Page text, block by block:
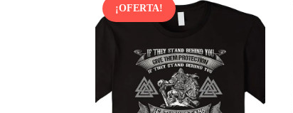
5,19$.
¡OFERTA!